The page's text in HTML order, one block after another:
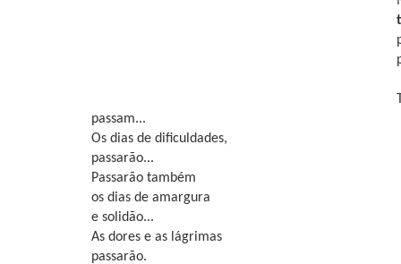
passam...
Os dias de dificuldades,
passarão...
Passarão também
os dias de amargura
e solidão...
As dores e as lágrimas
passarão.